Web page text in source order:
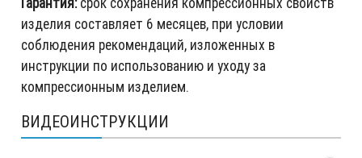
изделия составляет 6 месяцев, при условии
соблюдения рекомендаций, изложенных в
инструкции по использованию и уходу за
компрессионным изделием.
ВИДЕОИНСТРУКЦИИ